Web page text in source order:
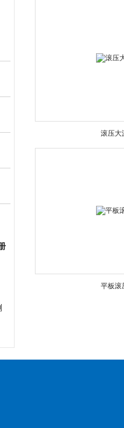
滚压大
平板滚